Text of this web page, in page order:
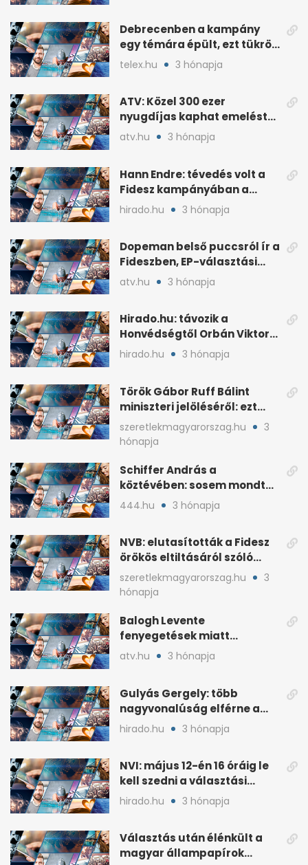
Debrecenben a kampány
egy témára épült, ezt tükrözi
az eredmény
telex.hu 3 hónapja
ATV: Közel 300 ezer
nyugdíjas kaphat emelést
idén a Tisza terve szerint
atv.hu 3 hónapja
Hann Endre: tévedés volt a
Fidesz kampányában a
háborús veszély
hirado.hu 3 hónapja
Dopeman belső puccsról ír a
Fideszben, EP-választási
árral
atv.hu 3 hónapja
Hirado.hu: távozik a
Honvédségtől Orbán Viktor
fia, Orbán Gáspár
hirado.hu 3 hónapja
Török Gábor Ruff Bálint
miniszteri jelöléséről: ezt
írta a posztjában
szeretlekmagyarorszag.hu
3
hónapja
Schiffer András a
köztévében: sosem mondta,
ki fog nyerni
444.hu 3 hónapja
NVB: elutasították a Fidesz
örökös eltiltásáról szóló
népszavazást
szeretlekmagyarorszag.hu
3
hónapja
Balogh Levente
fenyegetések miatt
lemondta erdélyi előadás-
atv.hu 3 hónapja
Gulyás Gergely: több
nagyvonalúság elférne a
kétharmados győztesekben
hirado.hu 3 hónapja
NVI: május 12-én 16 óráig le
kell szedni a választási
plakátokat
hirado.hu 3 hónapja
Választás után élénkült a
magyar állampapírok